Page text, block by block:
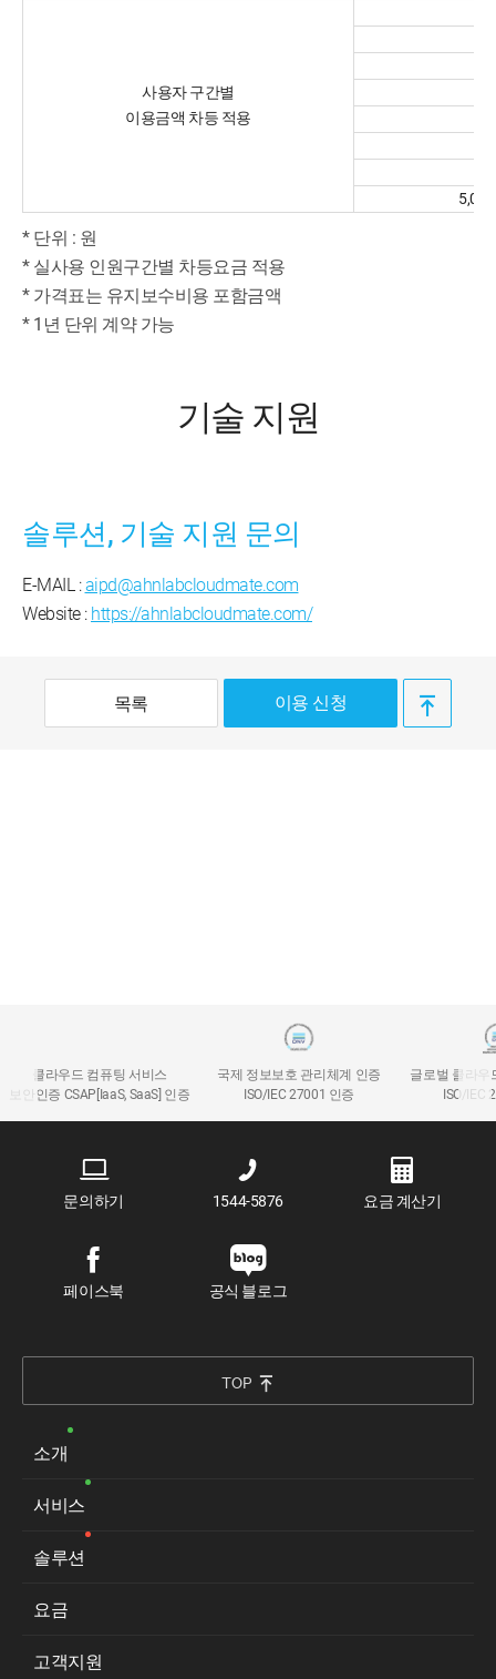
사용자 구간별
이용금액 차등 적용
* 단위 : 원
* 실사용 인원구간별 차등요금 적용
* 가격표는 유지보수비용 포함금액
* 1년 단위 계약 가능
기술 지원
솔루션, 기술 지원 문의
E-MAIL :aipd@ahnlabcloudmate.com
Website : https://ahnlabcloudmate.com/
목록 이용 신청
클라우드 컴퓨팅 서비스
보안인증 CSAP[IaaS, SaaS] 인증
국제 정보보호 관리체계 인증
ISO/IEC 27001 인증
글로벌 클라우
ISO/IEC
문의하기 1544-5876 요금 계산기
페이스북 공식 블로그
TOP
소개
서비스
솔루션
요금
고객지원